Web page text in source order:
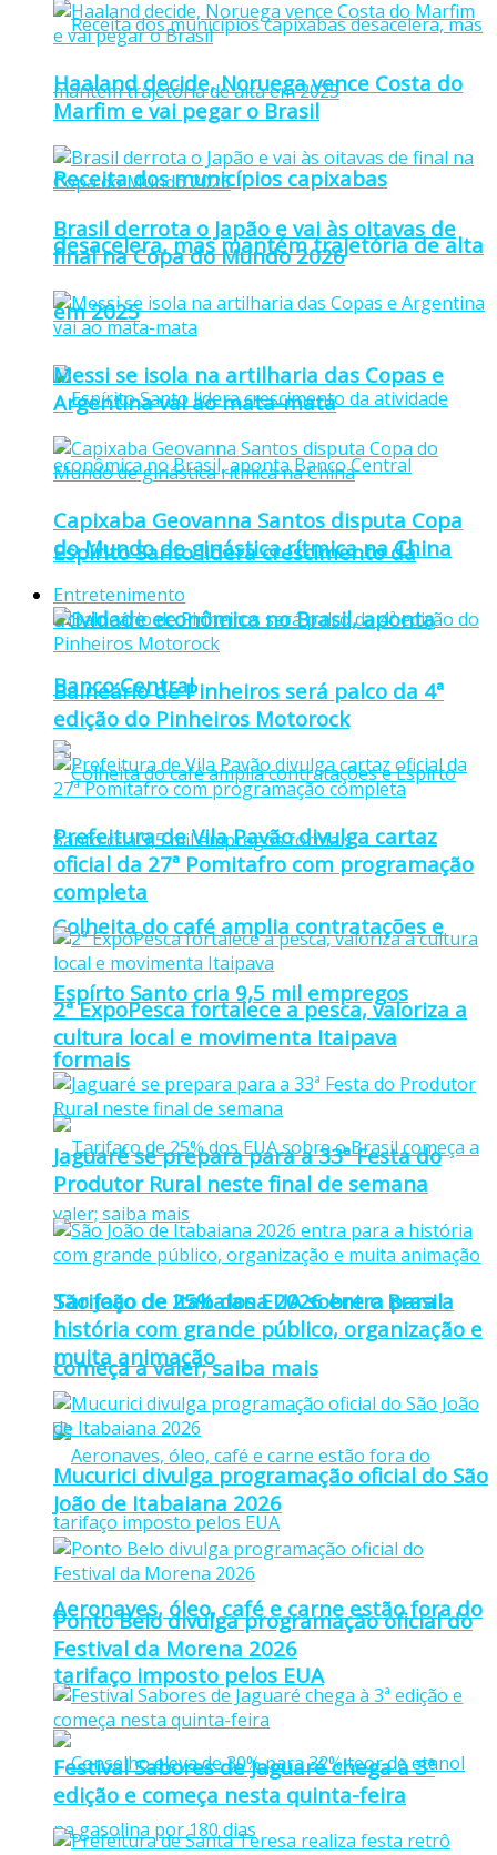
Receita dos municípios capixabas
desacelera, mas mantém trajetória de alta
em 2025
Espírito Santo lidera crescimento da
atividade econômica no Brasil, aponta
Banco Central
Colheita do café amplia contratações e
Espírto Santo cria 9,5 mil empregos
formais
Tarifaço de 25% dos EUA sobre o Brasil
começa a valer; saiba mais
Aeronaves, óleo, café e carne estão fora do
tarifaço imposto pelos EUA
Haaland decide, Noruega vence Costa do
Marfim e vai pegar o Brasil
Brasil derrota o Japão e vai às oitavas de
final na Copa do Mundo 2026
Messi se isola na artilharia das Copas e
Argentina vai ao mata-mata
Capixaba Geovanna Santos disputa Copa
do Mundo de ginástica rítmica na China
Entretenimento
Balneário de Pinheiros será palco da 4ª
edição do Pinheiros Motorock
Prefeitura de Vila Pavão divulga cartaz
oficial da 27ª Pomitafro com programação
completa
2ª ExpoPesca fortalece a pesca, valoriza a
cultura local e movimenta Itaipava
Jaguaré se prepara para a 33ª Festa do
Produtor Rural neste final de semana
São João de Itabaiana 2026 entra para a
história com grande público, organização e
muita animação
Mucurici divulga programação oficial do São
João de Itabaiana 2026
Ponto Belo divulga programação oficial do
Festival da Morena 2026
Festival Sabores de Jaguaré chega à 3ª
edição e começa nesta quinta-feira